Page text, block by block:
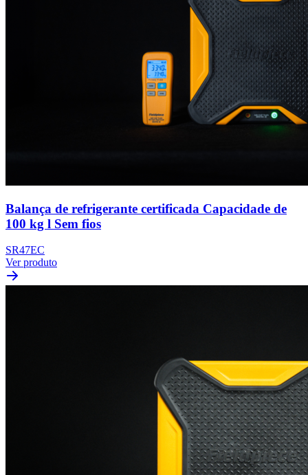
Balança de refrigerante certificada Capacidade de
100 kg l Sem fios
SR47EC
Ver produto